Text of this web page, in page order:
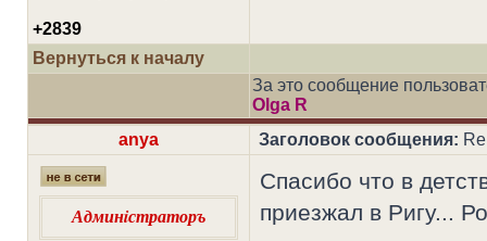
+2839
Вернуться к началу
За это сообщение
Olga R
anya
Заголовок сообщения:
Админiстраторъ
Спасибо что в
приезжал в Ригу...